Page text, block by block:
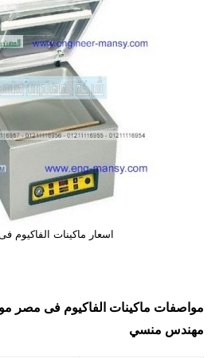
اسعار ماكينات الفاكيوم
مواصفات ماكينات الفاكيوم فى مصر
مهندس منسي